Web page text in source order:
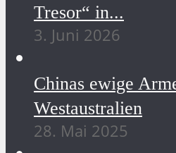
Tresor“ in...
3. Juni 2026
Chinas ewige
Westaustralien
28. Mai 2025